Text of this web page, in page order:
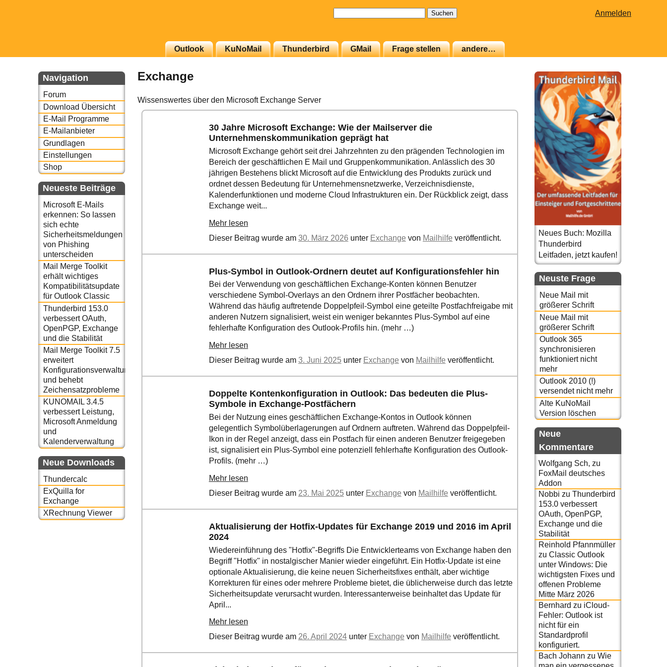
Anmelden
Outlook KuNoMail Thunderbird GMail Frage stellen andere…
Navigation
Forum
Download Übersicht
E-Mail Programme
E-Mailanbieter
Grundlagen
Einstellungen
Shop
Neueste Beiträge
Microsoft E-Mails
erkennen: So lassen
sich echte
Sicherheitsmeldungen
von Phishing
unterscheiden
Mail Merge Toolkit
erhält wichtiges
Kompatibilitätsupdate
für Outlook Classic
Thunderbird 153.0
verbessert OAuth,
OpenPGP, Exchange
und die Stabilität
Mail Merge Toolkit 7.5
erweitert
Konfigurationsverwaltung
und behebt
Zeichensatzprobleme
KUNOMAIL 3.4.5
verbessert Leistung,
Microsoft Anmeldung
und
Kalenderverwaltung
Neue Downloads
Thundercalc
ExQuilla for
Exchange
XRechnung Viewer
Exchange
Wissenswertes über den Microsoft Exchange Server
30 Jahre Microsoft Exchange: Wie der Mailserver die
Unternehmenskommunikation geprägt hat
Microsoft Exchange gehört seit drei Jahrzehnten zu den prägenden Technologien im
Bereich der geschäftlichen E Mail und Gruppenkommunikation. Anlässlich des 30
jährigen Bestehens blickt Microsoft auf die Entwicklung des Produkts zurück und
ordnet dessen Bedeutung für Unternehmensnetzwerke, Verzeichnisdienste,
Kalenderfunktionen und moderne Cloud Infrastrukturen ein. Der Rückblick zeigt, dass
Exchange weit...
Mehr lesen
Dieser Beitrag wurde am 30. März 2026 unter Exchange von Mailhilfe veröffentlicht.
Plus-Symbol in Outlook-Ordnern deutet auf Konfigurationsfehler hin
Bei der Verwendung von geschäftlichen Exchange-Konten können Benutzer
verschiedene Symbol-Overlays an den Ordnern ihrer Postfächer beobachten.
Während das häufig auftretende Doppelpfeil-Symbol eine geteilte Postfachfreigabe mit
anderen Nutzern signalisiert, weist ein weniger bekanntes Plus-Symbol auf eine
fehlerhafte Konfiguration des Outlook-Profils hin. (mehr …)
Mehr lesen
Dieser Beitrag wurde am 3. Juni 2025unter Exchange von Mailhilfe veröffentlicht.
Doppelte Kontenkonfiguration in Outlook: Das bedeuten die Plus-
Symbole in Exchange-Postfächern
Bei der Nutzung eines geschäftlichen Exchange-Kontos in Outlook können
gelegentlich Symbolüberlagerungen auf Ordnern auftreten. Während das Doppelpfeil-
Ikon in der Regel anzeigt, dass ein Postfach für einen anderen Benutzer freigegeben
ist, signalisiert ein Plus-Symbol eine potenziell fehlerhafte Konfiguration des Outlook-
Profils. (mehr …)
Mehr lesen
Dieser Beitrag wurde am 23. Mai 2025unter Exchange von Mailhilfe veröffentlicht.
Aktualisierung der Hotfix-Updates für Exchange 2019 und 2016 im April
2024
Wiedereinführung des "Hotfix"-Begriffs Die Entwicklerteams von Exchange haben den
Begriff "Hotfix" in nostalgischer Manier wieder eingeführt. Ein Hotfix-Update ist eine
optionale Aktualisierung, die keine neuen Sicherheitsfixes enthält, aber wichtige
Korrekturen für eines oder mehrere Probleme bietet, die üblicherweise durch das letzte
Sicherheitsupdate verursacht wurden. Interessanterweise beinhaltet das Update für
April...
Mehr lesen
Dieser Beitrag wurde am 26. April 2024unter Exchange von Mailhilfe veröffentlicht.
Neues Buch: Mozilla
Thunderbird
Leitfaden, jetzt kaufen!
Neuste Frage
Neue Mail mit
größerer Schrift
Neue Mail mit
größerer Schrift
Outlook 365
synchronisieren
funktioniert nicht
mehr
Outlook 2010 (!)
versendet nicht mehr
Alte KuNoMail
Version löschen
Neue
Kommentare
Wolfgang Sch, zu
FoxMail deutsches
Addon
Nobbi zu Thunderbird
153.0 verbessert
OAuth, OpenPGP,
Exchange und die
Stabilität
Reinhold Pfannmüller
zu Classic Outlook
unter Windows: Die
wichtigsten Fixes und
offenen Probleme
Mitte März 2026
Bernhard zu iCloud-
Fehler: Outlook ist
nicht für ein
Standardprofil
konfiguriert.
Bach Johann zu Wie
oder auch